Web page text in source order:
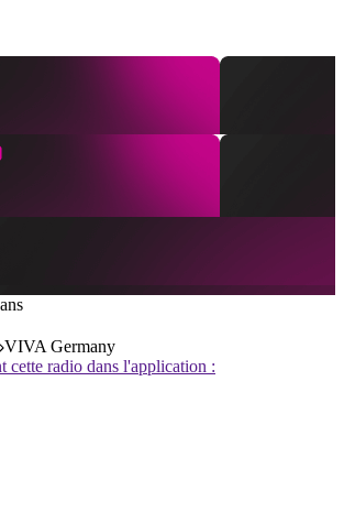
VIVA Germany
cette radio dans l'application :